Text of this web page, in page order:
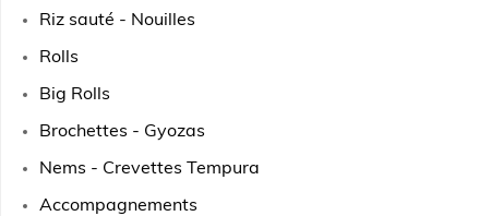
Riz sauté - Nouilles
Rolls
Big Rolls
Brochettes - Gyozas
Nems - Crevettes Tempura
Accompagnements